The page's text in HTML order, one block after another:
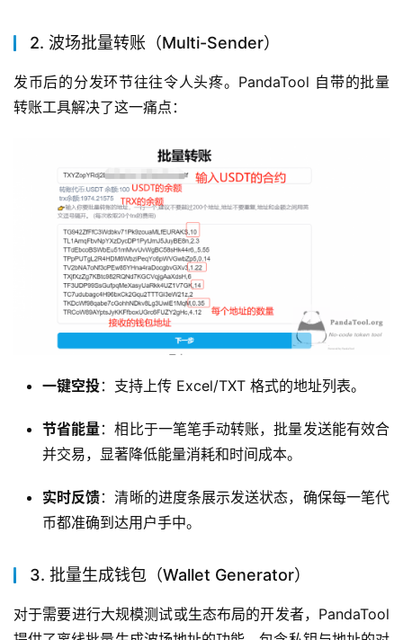
2. 波场批量转账（Multi-Sender）
发币后的分发环节往往令人头疼。PandaTool 自带的批量
转账工具解决了这一痛点：
一键空投：支持上传 Excel/TXT 格式的地址列表。
节省能量：相比于一笔笔手动转账，批量发送能有效合
并交易，显著降低能量消耗和时间成本。
实时反馈：清晰的进度条展示发送状态，确保每一笔代
币都准确到达用户手中。
3. 批量生成钱包（Wallet Generator）
对于需要进行大规模测试或生态布局的开发者，PandaTool